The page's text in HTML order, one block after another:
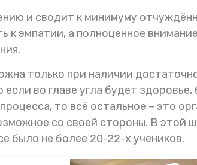
и сводит к минимуму
к эмпатии, а полноценное
только при наличии
во главе угла будет здоровье,
то всё остальное – это
со своей стороны. В этой
было не более 20-22-х учеников.